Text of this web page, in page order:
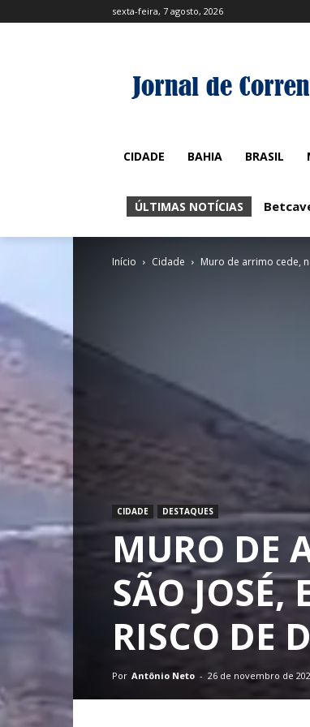
sexta-feira, 7 agosto, 2026
CIDADE BAHIA BRASIL
ÚLTIMAS NOTÍCIAS
Início Cidade Muro de arrimo cede,
CIDADE DESTAQUES
MURO DE
SÃO JOSÉ,
RISCO DE
Por Antônio Neto - 26 de novembro de